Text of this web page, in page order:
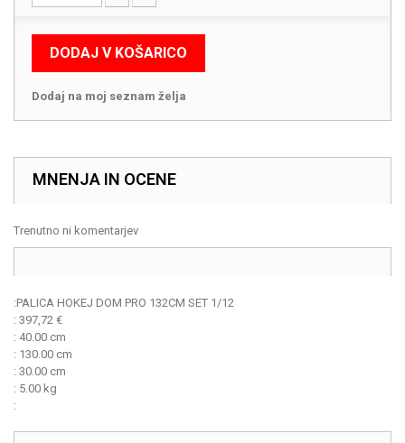
DODAJ V KOŠARICO
Dodaj na moj seznam želja
MNENJA IN OCENE
Trenutno ni komentarjev
:PALICA HOKEJ DOM PRO 132CM SET 1/12
: 397,72 €
: 40.00 cm
: 130.00 cm
: 30.00 cm
: 5.00 kg
: